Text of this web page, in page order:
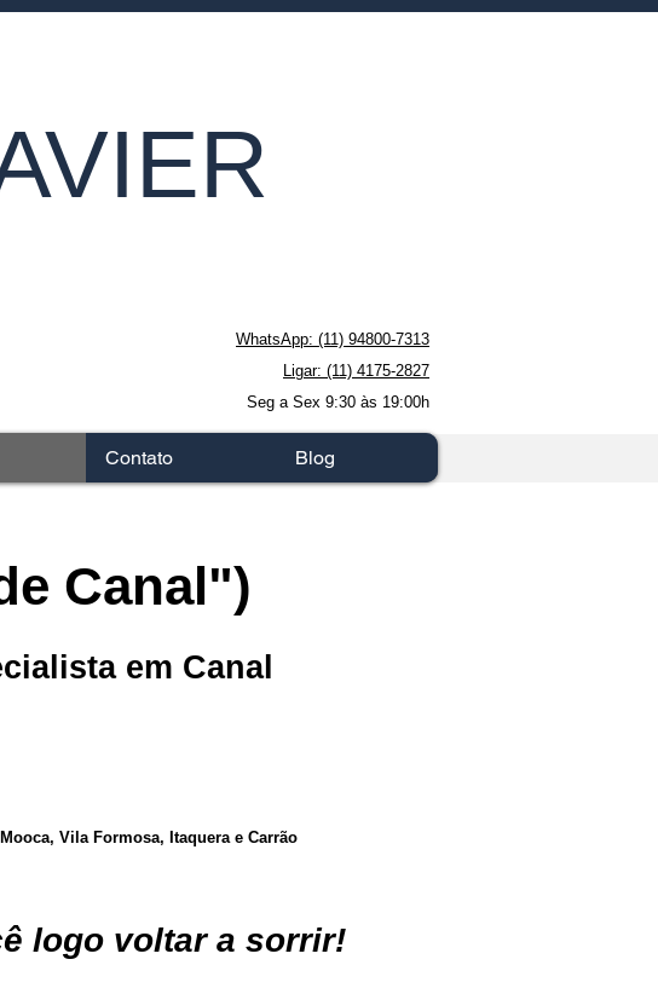
WhatsApp: (11) 94800-7313
Ligar: (11) 4175-2827
Seg a Sex 9:30 às 19:00h
Contato Blog
Canal")
em Canal
Vila Formosa, Itaquera e Carrão
logo voltar a sorrir!